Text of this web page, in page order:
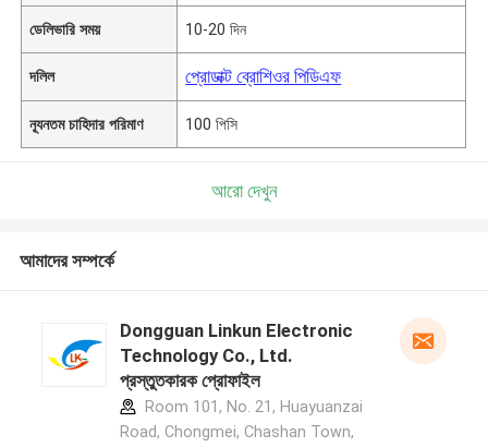
ডেলিভারি সময় 10-20 দিন
দলিল প্রোডাক্ট ব্রোশিওর পিডিএফ
ন্যূনতম চাহিদার পরিমাণ 100 পিসি
আরো দেখুন
আমাদের সম্পর্কে
Dongguan Linkun Electronic
Technology Co., Ltd.
প্রস্তুতকারক প্রোফাইল
Room 101, No. 21, Huayuanzai
Road, Chongmei, Chashan Town,